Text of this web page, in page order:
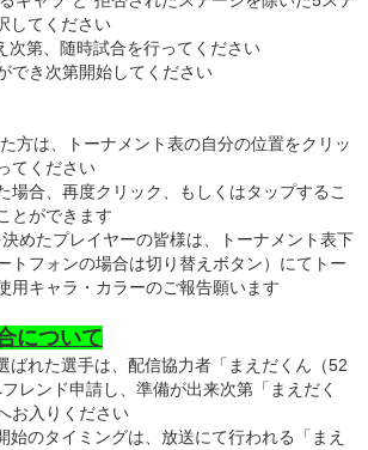
してください
次第、随時試合を行ってください
でき次第開始してください
方は、トーナメント表の自分の位置をクリッ
てください
場合、再度クリック、もしくはタップするこ
とができます
めたプレイヤーの皆様は、トーナメント表下
トフォンの場合は切り替えボタン）にてトー
用キャラ・カラーのご報告願います
について
ばれた選手は、配信協力者「まえだくん（52
レンド申請し、準備が出来次第「まえだく
お入りください
始のタイミングは、放送にて行われる「まえ